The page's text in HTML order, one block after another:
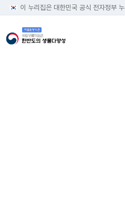
이 누리집은 대한민국 공식 전자정부